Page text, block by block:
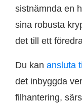
sistnämnda en
sina robusta
det till ett
Du kan ansluta
det inbyggda
filhantering,